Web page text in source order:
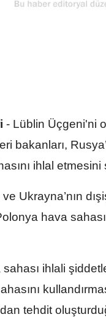
- Lüblin Üçgeni'ni
bakanları,
ihlal etmesini
Ukrayna’nın
hava
ihlali
tehdit